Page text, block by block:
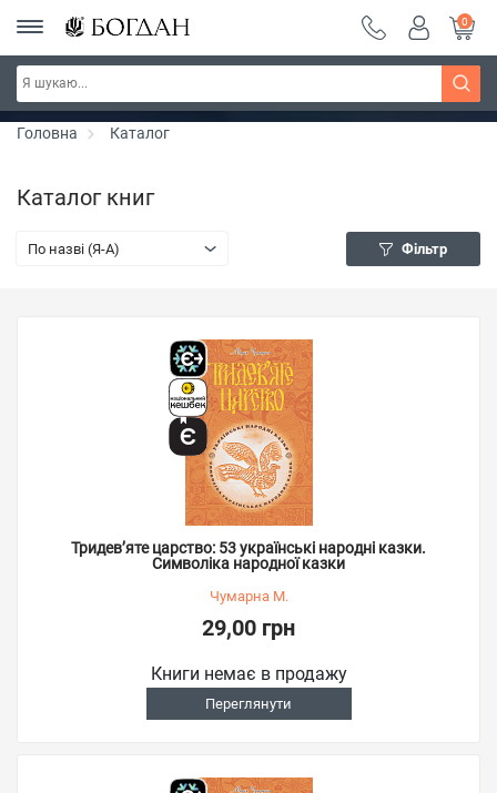
Серія "Чейзіана" ~ знижка 20%
0
Головна Каталог
Каталог книг
По назві (Я-А) Фільтр
Тридев’яте царство: 53 українські народні казки.
Символіка народної казки
Чумарна М.
29,00 грн
Книги немає в продажу
Переглянути